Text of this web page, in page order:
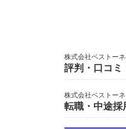
株式会社ベストー
評判・口コ
株式会社ベストーネ
転職・中途採